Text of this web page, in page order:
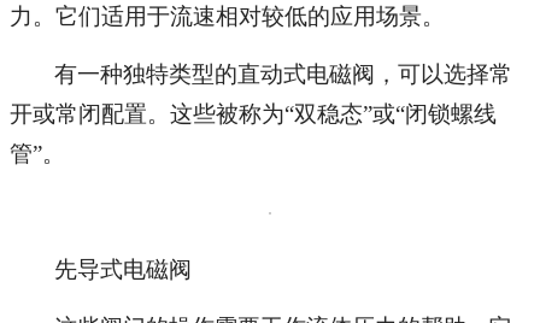
力。它们适用于流速相对较低的应用场景。
有一种独特类型的直动式电磁阀，可以选择常
开或常闭配置。这些被称为“双稳态”或“闭锁螺线
管”。
先导式电磁阀